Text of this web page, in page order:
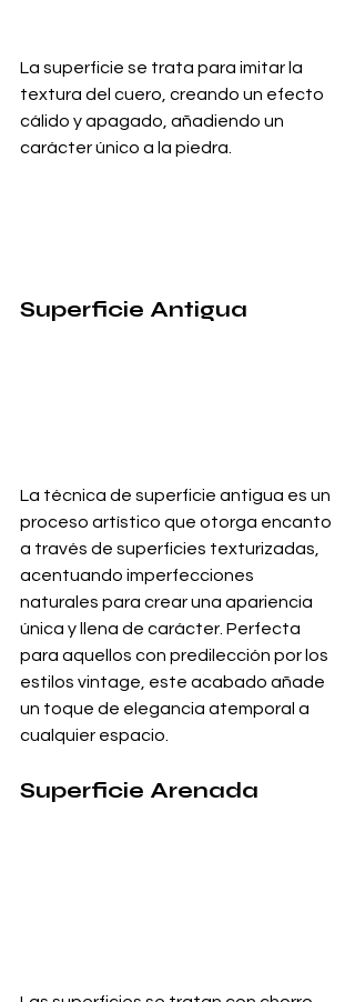
La superficie se trata para imitar la
textura del cuero, creando un efecto
cálido y apagado, añadiendo un
carácter único a la piedra.
Superficie Antigua
La técnica de superficie antigua es un
proceso artístico que otorga encanto
a través de superficies texturizadas,
acentuando imperfecciones
naturales para crear una apariencia
única y llena de carácter. Perfecta
para aquellos con predilección por los
estilos vintage, este acabado añade
un toque de elegancia atemporal a
cualquier espacio.
Superficie Arenada